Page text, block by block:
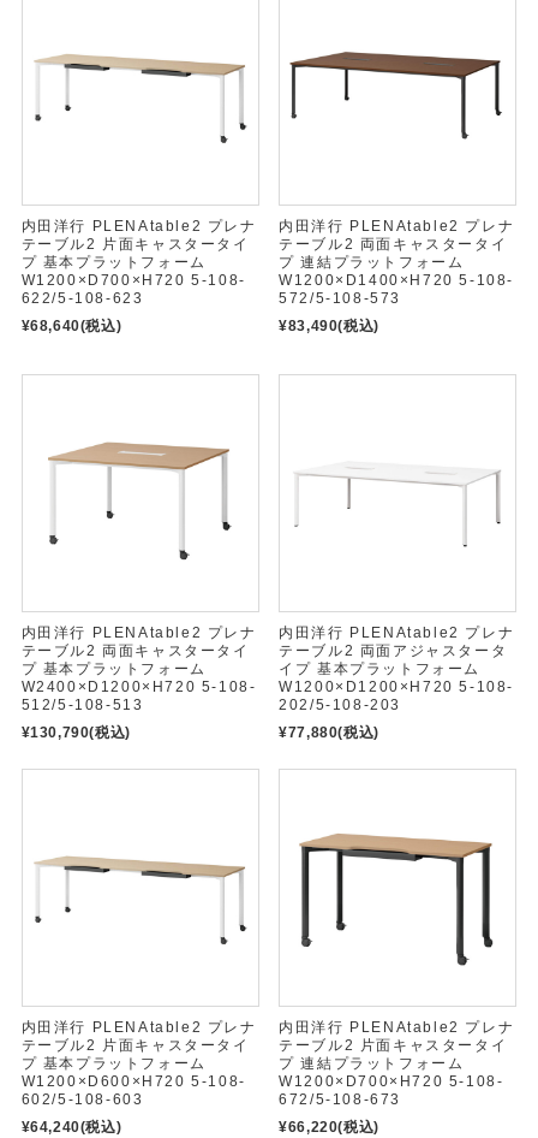
内田洋行 PLENAtable2 プレナ
テーブル2 片面キャスタータイ
プ 基本プラットフォーム
W1200×D700×H720 5-108-
622/5-108-623
¥68,640(税込)
内田洋行 PLENAtable2 プレナ
テーブル2 両面キャスタータイ
プ 連結プラットフォーム
W1200×D1400×H720 5-108-
572/5-108-573
¥83,490(税込)
内田洋行 PLENAtable2 プレナ
テーブル2 両面キャスタータイ
プ 基本プラットフォーム
W2400×D1200×H720 5-108-
512/5-108-513
¥130,790(税込)
内田洋行 PLENAtable2 プレナ
テーブル2 両面アジャスタータ
イプ 基本プラットフォーム
W1200×D1200×H720 5-108-
202/5-108-203
¥77,880(税込)
内田洋行 PLENAtable2 プレナ
テーブル2 片面キャスタータイ
プ 基本プラットフォーム
W1200×D600×H720 5-108-
602/5-108-603
¥64,240(税込)
内田洋行 PLENAtable2 プレナ
テーブル2 片面キャスタータイ
プ 連結プラットフォーム
W1200×D700×H720 5-108-
672/5-108-673
¥66,220(税込)